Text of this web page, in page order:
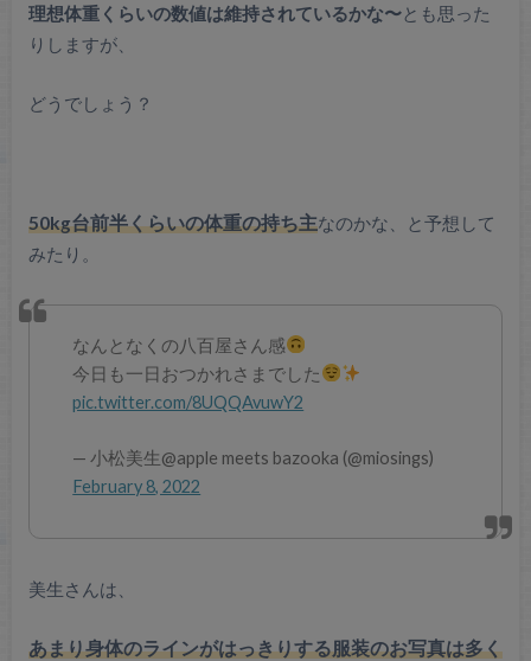
理想体重くらいの数値は維持されているかな〜とも思った
りしますが、
どうでしょう？
50kg台前半くらいの体重の持ち主なのかな、と予想して
みたり。
なんとなくの八百屋さん感
今日も一日おつかれさまでした
pic.twitter.com/8UQQAvuwY2
— 小松美生@apple meets bazooka (@miosings)
February 8, 2022
美生さんは、
あまり身体のラインがはっきりする服装のお写真は多く